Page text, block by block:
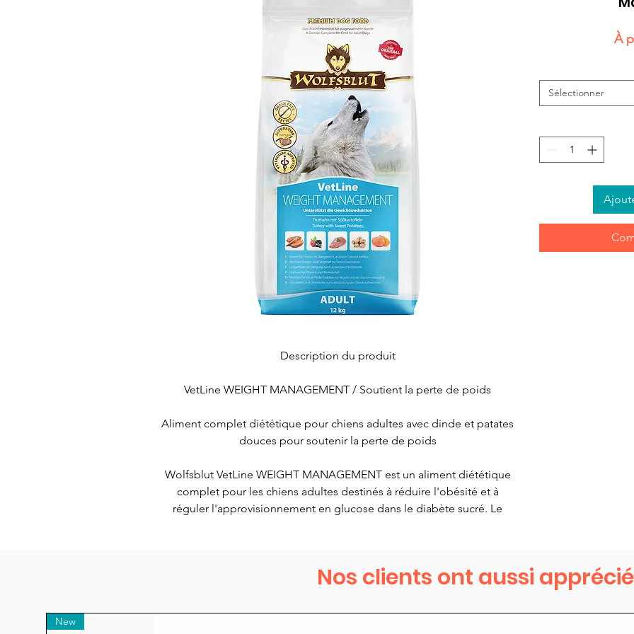
Description du produit
VetLine WEIGHT MANAGEMENT / Soutient la perte de poids
Aliment complet diététique pour chiens adultes avec dinde et patates
douces pour soutenir la perte de poids
Wolfsblut VetLine WEIGHT MANAGEMENT est un aliment diététique
complet pour les chiens adultes destinés à réduire l'obésité et à
réguler l'approvisionnement en glucose dans le diabète sucré. Le
cardiovasculaires, les problèmes articulaires dus à la surcharge des
ne tombe pas dans un état de carence lors d'un régime de réduction
À
Sélectionner
Nos clients ont aussi apprécié
New